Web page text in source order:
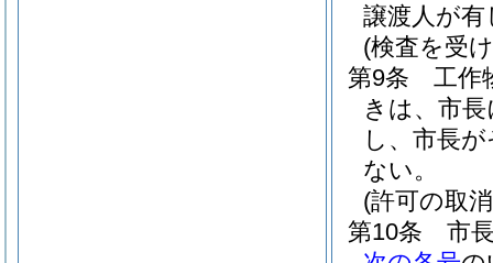
譲渡人が
(検査を受
第9条
工作
きは、市
し、市長
ない。
(許可の取
第10条
市